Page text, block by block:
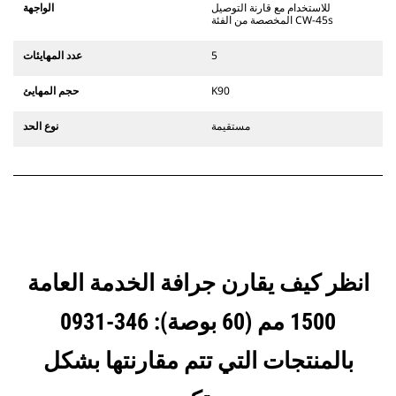
الثابتة. تتميز قارنات التوصيل المخصصة
الواجهة
للاستخدام مع قارنة التوصيل
المخصصة من الفئة CW-45s
عدد المهايئات 5
حجم المهايئ K90
نوع الحد مستقيمة
انظر كيف يقارن جرافة الخدمة العامة
1500 مم (60 بوصة): 346-0931
بالمنتجات التي تتم مقارنتها بشكل